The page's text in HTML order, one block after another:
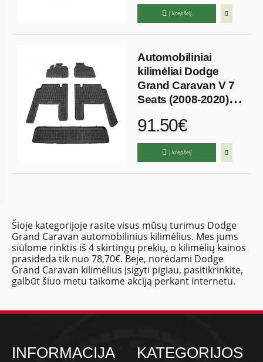
Į krepšelį
Automobiliniai
kilimėliai Dodge
Grand Caravan V 7
Seats (2008-2020)
91.50€
Į krepšelį
Šioje kategorijoje rasite visus mūsų turimus Dodge
Grand Caravan automobilinius kilimėlius. Mes jums
siūlome rinktis iš 4 skirtingų prekių, o kilimėlių kainos
prasideda tik nuo 78,70€. Beje, norėdami Dodge
Grand Caravan kilimėlius įsigyti pigiau, pasitikrinkite,
galbūt šiuo metu taikome akciją perkant internetu.
INFORMACIJA KATEGORIJOS